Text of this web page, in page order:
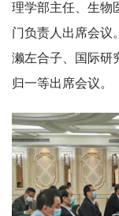
理学部主任、生物
门负责人出席会议
濑左合子、国际研
归一等出席会议。